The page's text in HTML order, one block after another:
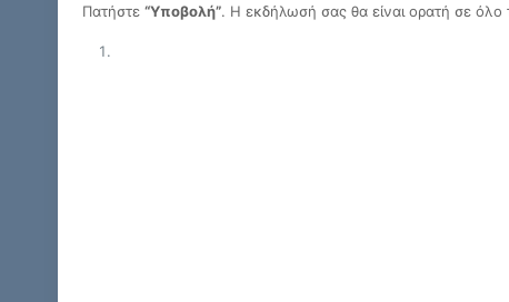
Πατήστε“Υποβολή”. Η εκδήλωσή σας θα είναι ορατή σε